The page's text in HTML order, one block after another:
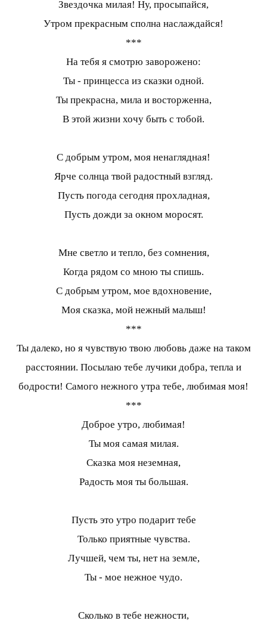
Звездочка милая! Ну, просыпайся,
Утром прекрасным сполна наслаждайся!
***
На тебя я смотрю заворожено:
Ты - принцесса из сказки одной.
Ты прекрасна, мила и восторженна,
В этой жизни хочу быть с тобой.
С добрым утром, моя ненаглядная!
Ярче солнца твой радостный взгляд.
Пусть погода сегодня прохладная,
Пусть дожди за окном моросят.
Мне светло и тепло, без сомнения,
Когда рядом со мною ты спишь.
С добрым утром, мое вдохновение,
Моя сказка, мой нежный малыш!
***
Ты далеко, но я чувствую твою любовь даже на таком
расстоянии. Посылаю тебе лучики добра, тепла и
бодрости! Самого нежного утра тебе, любимая моя!
***
Доброе утро, любимая!
Ты моя самая милая.
Сказка моя неземная,
Радость моя ты большая.
Пусть это утро подарит тебе
Только приятные чувства.
Лучшей, чем ты, нет на земле,
Ты - мое нежное чудо.
Сколько в тебе нежности,